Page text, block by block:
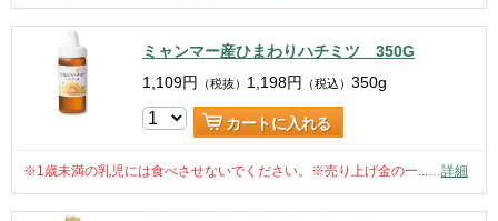
ミャンマー産ひまわりハチミツ 350G
1,109円 （税抜） 1,198円 （税込） 350g
カートに入れる
※1歳未満の乳児には食べさせないでください。※売り上げ金の一...…詳細